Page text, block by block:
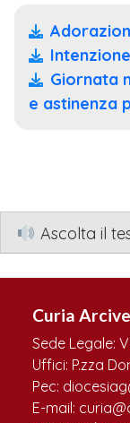
Giornata
e astinenza
Ascolta il
Curia
Sede Legale:
Uffici: P.zza
Pec:
E-mail: